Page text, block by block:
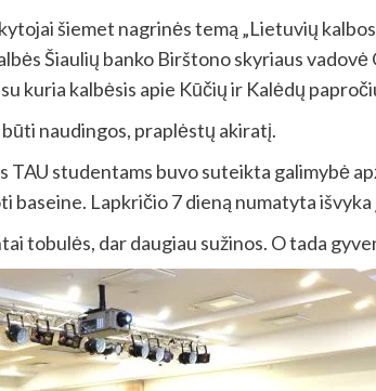
šiemet nagrinės temą „Lietuvių
Šiaulių banko Birštono skyriaus
kuria kalbėsis apie Kūčių ir Kalėdų
naudingos, praplėstų akiratį.
TAU studentams buvo suteikta galimybė
baseine. Lapkričio 7 dieną numatyta
tobulės, dar daugiau sužinos. O tada